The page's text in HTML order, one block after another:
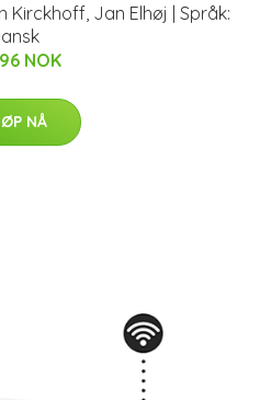
Kirckhoff, Jan Elhøj | Språk:
NOK
NÅ